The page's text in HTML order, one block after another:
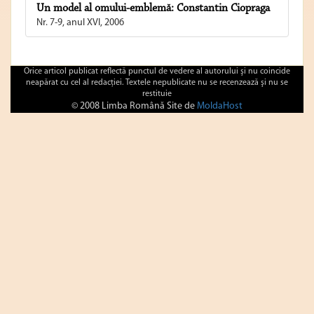
Un model al omului-emblemă: Constantin Ciopraga
Nr. 7-9, anul XVI, 2006
Orice articol publicat reflectă punctul de vedere al autorului şi nu coincide
neapărat cu cel al redacţiei. Textele nepublicate nu se recenzează şi nu se
restituie
© 2008 Limba Română Site de MoldaHost